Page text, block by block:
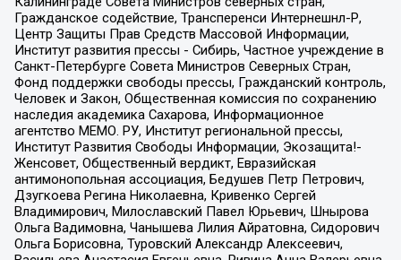
Гражданское содействие, Трансперенси Интернешнл-Р,
Центр Защиты Прав Средств Массовой Информации,
Институт развития прессы - Сибирь, Частное учреждение в
Санкт-Петербурге Совета Министров Северных Стран,
Фонд поддержки свободы прессы, Гражданский контроль,
Человек и Закон, Общественная комиссия по сохранению
наследия академика Сахарова, Информационное
агентство МЕМО. РУ, Институт региональной прессы,
Институт Развития Свободы Информации, Экозащита!-
Женсовет, Общественный вердикт, Евразийская
антимонопольная ассоциация, Бедушев Петр Петрович,
Дзугкоева Регина Николаевна, Кривенко Сергей
Владимирович, Милославский Павел Юрьевич, Шнырова
Ольга Вадимовна, Чанышева Лилия Айратовна, Сидорович
Ольга Борисовна, Туровский Александр Алексеевич,